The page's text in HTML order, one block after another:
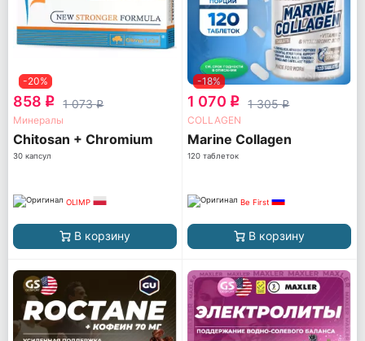
-20%
858 q 1 073q
Минералы
Chitosan + Chromium
30 капсул
OLIMP
В корзину
-18%
1 070 q 1 305q
COLLAGEN
Marine Collagen
120 таблеток
Be First
В корзину